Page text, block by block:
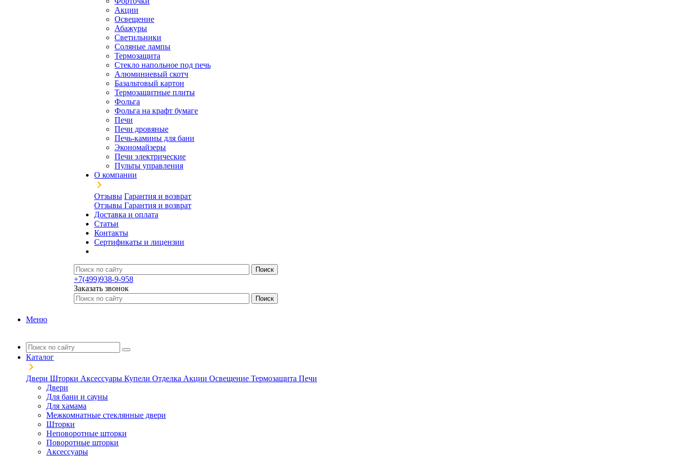
Акции
Освещение
Абажуры
Светильники
Соляные лампы
Термозащита
Стекло напольное под печь
Алюминиевый скотч
Базальтовый картон
Термозащитные плиты
Фольга
Фольга на крафт бумаге
Печи
Печи дровяные
Печь-камины для бани
Экономайзеры
Печи электрические
Пульты управления
О компании
Отзывы Гарантия и возврат
Отзывы Гарантия и возврат
Доставка и оплата
Статьи
Контакты
Сертификаты и лицензии
+7(499)938-9-958
Заказать звонок
Меню
Каталог
Двери Шторки Аксессуары Купели Отделка Акции Освещение Термозащита Печи
Двери
Для бани и сауны
Для хамама
Межкомнатные стеклянные двери
Шторки
Неповоротные шторки
Поворотные шторки
Аксессуары